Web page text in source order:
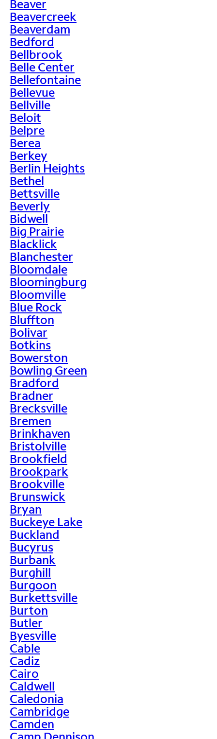
Beaver
Beavercreek
Beaverdam
Bedford
Bellbrook
Belle Center
Bellefontaine
Bellevue
Bellville
Beloit
Belpre
Berea
Berkey
Berlin Heights
Bethel
Bettsville
Beverly
Bidwell
Big Prairie
Blacklick
Blanchester
Bloomdale
Bloomingburg
Bloomville
Blue Rock
Bluffton
Bolivar
Botkins
Bowerston
Bowling Green
Bradford
Bradner
Brecksville
Bremen
Brinkhaven
Bristolville
Brookfield
Brookpark
Brookville
Brunswick
Bryan
Buckeye Lake
Buckland
Bucyrus
Burbank
Burghill
Burgoon
Burkettsville
Burton
Butler
Byesville
Cable
Cadiz
Cairo
Caldwell
Caledonia
Cambridge
Camden